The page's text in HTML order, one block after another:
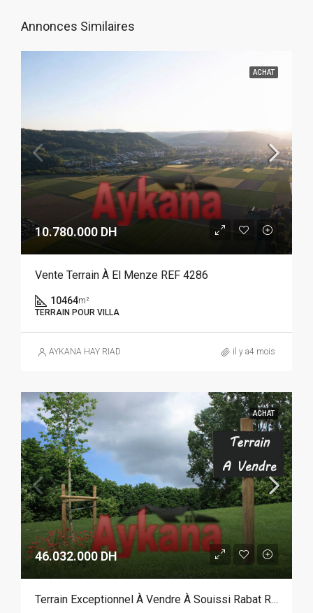
Annonces Similaires
ACHAT
10.780.000 DH
Vente Terrain À El Menze REF 4286
10464m²
TERRAIN POUR VILLA
AYKANA HAY RIAD il y a4 mois
ACHAT
46.032.000 DH
Terrain Exceptionnel À Vendre À Souissi Rabat REF 4110